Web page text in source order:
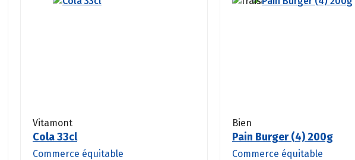
Vitamont
Cola 33cl
Commerce équitable
Bien
Pain Burger (4) 200g
Commerce équitable